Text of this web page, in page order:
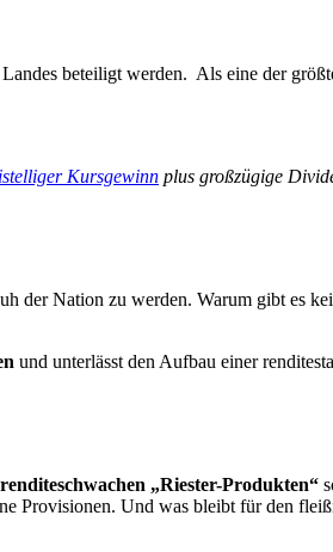
beteiligt werden. Als eine der
Kursgewinn plus großzügige
Nation zu werden. Warum gibt es
und unterlässt den Aufbau einer
renditeschwachen „Riester-Produkten“
Provisionen. Und was bleibt für den